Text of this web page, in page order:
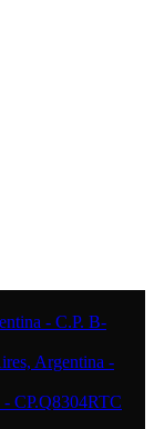
- C.P. B-
Argentina -
CP.Q8304RTC